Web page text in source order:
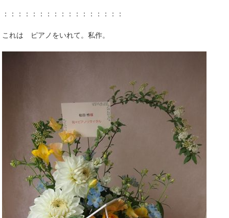
：：：：：：：：：：：：：：：：：
これは ピアノをいれて。私作。